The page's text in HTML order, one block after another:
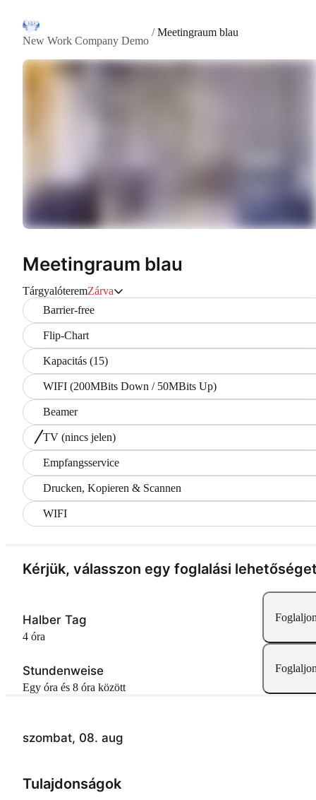
New Work Company Demo
/Meetingraum blau
Meetingraum blau
TárgyalóteremZárva
Barrier-free
Flip-Chart
Kapacitás (15)
WIFI (200MBits Down / 50MBits Up)
Beamer
TV (nincs jelen)
Empfangsservice
Drucken, Kopieren & Scannen
WIFI
szombat, 08. aug
Tulajdonságok
Kérjük, válasszon egy foglalási
Halber Tag
4 óra
Stundenweise
egy óra és 8 óra között